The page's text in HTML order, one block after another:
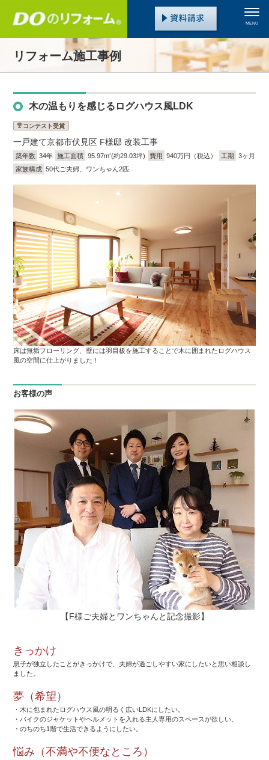
MENU
リフォーム施工事例
木の温もりを感じるログハウス風LDK
コンテスト受賞
一戸建て京都市伏見区 F様邸 改装工事
築年数 34年 施工面積 95.97m2(約29.03坪) 費用 940万円（税込） 工期
3ヶ月
家族構成 50代ご夫婦、ワンちゃん2匹
床は無垢フローリング、壁には羽目板を施工することで木に囲まれたログハウス
風の空間に仕上がりました！
お客様の声
【F様ご夫婦とワンちゃんと記念撮影】
きっかけ
息子が独立したことがきっかけで、夫婦が過ごしやすい家にしたいと思い相談し
ました。
夢（希望）
・木に包まれたログハウス風の明るく広いLDKにしたい。
・バイクのジャケットやヘルメットを入れる主人専用のスペースが欲しい。
・のちのち1階で生活できるようにしたい。
悩み（不満や不便なところ）